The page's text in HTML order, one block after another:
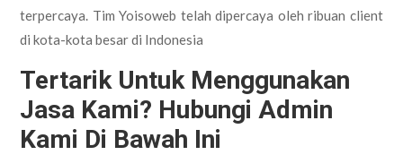
terpercaya. Tim Yoisoweb telah dipercaya oleh ribuan client
di kota-kota besar di Indonesia
Tertarik Untuk Menggunakan
Jasa Kami? Hubungi Admin
Kami Di Bawah Ini